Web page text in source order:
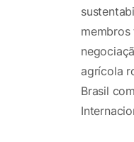
agrícola
Brasil